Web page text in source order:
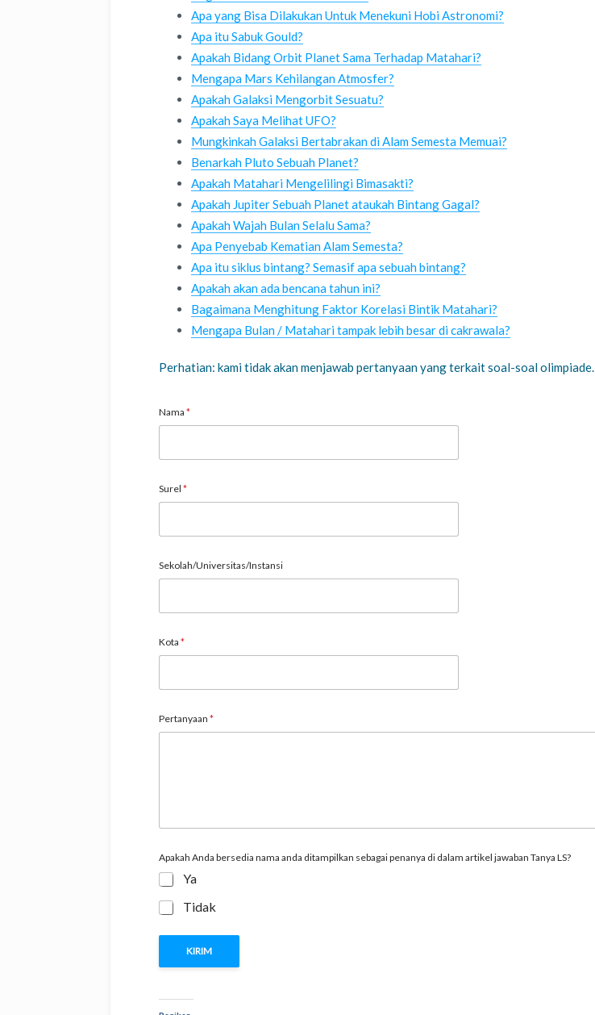
Apa yang Bisa Dilakukan Untuk Menekuni Hobi Astronomi?
Apa itu Sabuk Gould?
Apakah Bidang Orbit Planet Sama Terhadap Matahari?
Mengapa Mars Kehilangan Atmosfer?
Apakah Galaksi Mengorbit Sesuatu?
Apakah Saya Melihat UFO?
Mungkinkah Galaksi Bertabrakan di Alam Semesta Memuai?
Benarkah Pluto Sebuah Planet?
Apakah Matahari Mengelilingi Bimasakti?
Apakah Jupiter Sebuah Planet ataukah Bintang Gagal?
Apakah Wajah Bulan Selalu Sama?
Apa Penyebab Kematian Alam Semesta?
Apa itu siklus bintang? Semasif apa sebuah bintang?
Apakah akan ada bencana tahun ini?
Bagaimana Menghitung Faktor Korelasi Bintik Matahari?
Mengapa Bulan / Matahari tampak lebih besar di cakrawala?
Perhatian: kami tidak akan menjawab pertanyaan yang terkait soal-soal olimpiade.
Nama *
Surel *
Sekolah/Universitas/Instansi
Kota *
Pertanyaan *
Apakah Anda bersedia nama anda ditampilkan sebagai penanya di dalam artikel jawaban Tanya LS?
Ya
Tidak
KIRIM